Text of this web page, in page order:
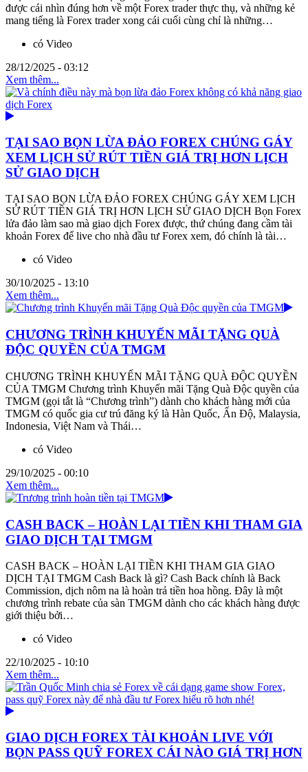
được cái nhìn đúng hơn về một Forex trader thực thụ, và những kẻ
mang tiếng là Forex trader xong cái cuối cùng chỉ là những…
có Video
28/12/2025 - 03:12
Xem thêm...
TẠI SAO BỌN LỪA ĐẢO FOREX CHÚNG GÁY
XEM LỊCH SỬ RÚT TIỀN GIÁ TRỊ HƠN LỊCH
SỬ GIAO DỊCH
TẠI SAO BỌN LỪA ĐẢO FOREX CHÚNG GÁY XEM LỊCH
SỬ RÚT TIỀN GIÁ TRỊ HƠN LỊCH SỬ GIAO DỊCH Bọn Forex
lửa đảo làm sao mà giao dịch Forex được, thứ chúng đang cầm tài
khoản Forex để live cho nhà đầu tư Forex xem, đó chính là tài…
có Video
30/10/2025 - 13:10
Xem thêm...
CHƯƠNG TRÌNH KHUYẾN MÃI TẶNG QUÀ
ĐỘC QUYỀN CỦA TMGM
CHƯƠNG TRÌNH KHUYẾN MÃI TẶNG QUÀ ĐỘC QUYỀN
CỦA TMGM Chương trình Khuyến mãi Tặng Quà Độc quyền của
TMGM (gọi tắt là “Chương trình”) dành cho khách hàng mới của
TMGM có quốc gia cư trú đăng ký là Hàn Quốc, Ấn Độ, Malaysia,
Indonesia, Việt Nam và Thái…
có Video
29/10/2025 - 00:10
Xem thêm...
CASH BACK – HOÀN LẠI TIỀN KHI THAM GIA
GIAO DỊCH TẠI TMGM
CASH BACK – HOÀN LẠI TIỀN KHI THAM GIA GIAO
DỊCH TẠI TMGM Cash Back là gì? Cash Back chính là Back
Commission, dịch nôm na là hoàn trả tiền hoa hồng. Đây là một
chương trình rebate của sàn TMGM dành cho các khách hàng được
giới thiệu bởi…
có Video
22/10/2025 - 10:10
Xem thêm...
GIAO DỊCH FOREX TÀI KHOẢN LIVE VỚI
BỌN PASS QUỸ FOREX CÁI NÀO GIÁ TRỊ HƠN